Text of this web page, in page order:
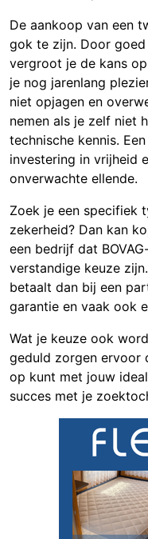
De aankoop van een
gok te zijn. Door
vergroot je de kans
je nog jarenlang
niet opjagen en
nemen als je zelf niet
technische kennis.
investering in vrijheid
onverwachte ellende.
Zoek je een specifiek
zekerheid? Dan kan
een bedrijf dat
verstandige keuze
betaalt dan bij een
garantie en vaak ook
Wat je keuze ook
geduld zorgen ervoor
op kunt met jouw
succes met je